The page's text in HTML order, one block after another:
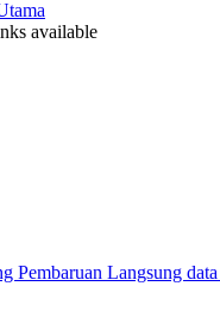
available
Pembaruan Langsung data